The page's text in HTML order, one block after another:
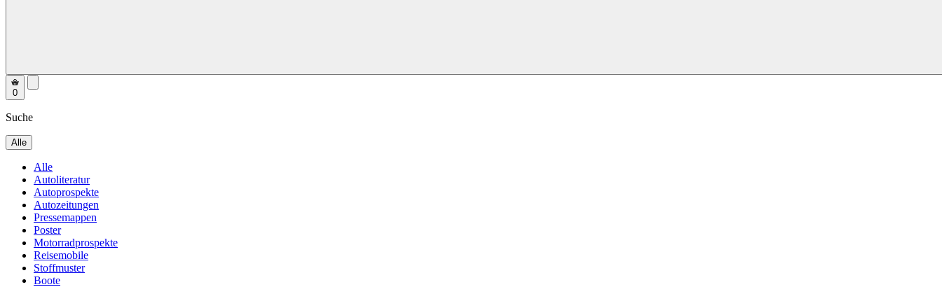
0
Suche
Alle
Alle
Autoliteratur
Autoprospekte
Autozeitungen
Pressemappen
Poster
Motorradprospekte
Reisemobile
Stoffmuster
Boote